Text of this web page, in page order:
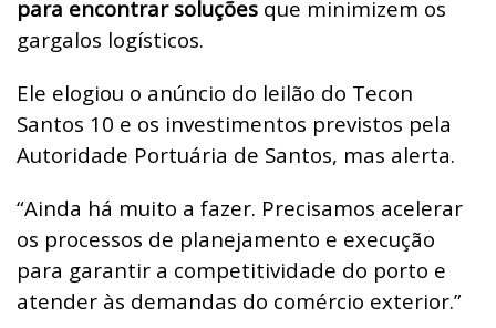
para encontrar soluções que minimizem os
gargalos logísticos.
Ele elogiou o anúncio do leilão do Tecon
Santos 10 e os investimentos previstos pela
Autoridade Portuária de Santos, mas alerta.
“Ainda há muito a fazer. Precisamos acelerar
os processos de planejamento e execução
para garantir a competitividade do porto e
atender às demandas do comércio exterior.”